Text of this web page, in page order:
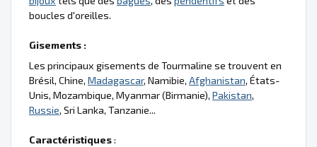
boucles d'oreilles.
Gisements :
Les principaux gisements de Tourmaline se trouvent en
Brésil, Chine, Madagascar, Namibie, Afghanistan, États-
Unis, Mozambique, Myanmar (Birmanie), Pakistan,
Russie, Sri Lanka, Tanzanie...
Caractéristiques: